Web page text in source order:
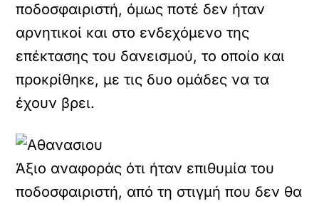
ποδοσφαιριστή, όμως ποτέ δεν ήταν
αρνητικοί και στο ενδεχόμενο της
επέκτασης του δανεισμού, το οποίο και
προκρίθηκε, με τις δυο ομάδες να τα
έχουν βρει.
Άξιο αναφοράς ότι ήταν επιθυμία του
ποδοσφαιριστή, από τη στιγμή που δεν θα